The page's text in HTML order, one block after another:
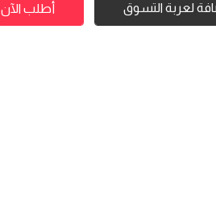
لعربة التسوق أطلب الآن